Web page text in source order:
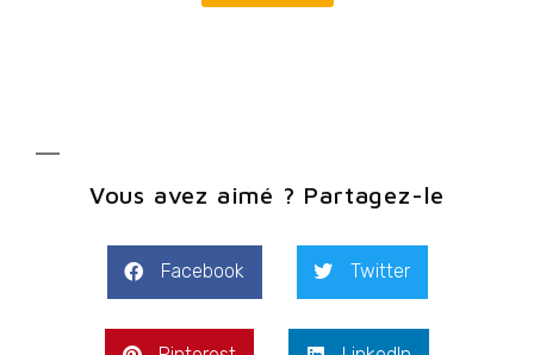
Vous avez aimé ? Partagez-le
Facebook Twitter